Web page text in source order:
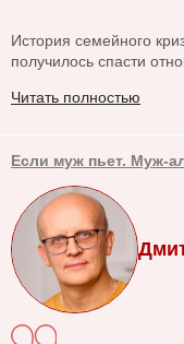
История семейного
получилось спасти
Читать полностью
Если муж пьет. Муж-